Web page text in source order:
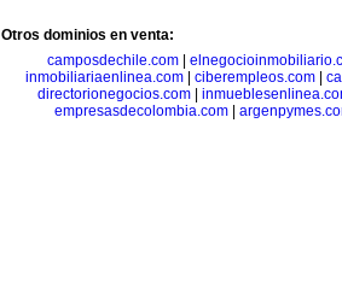
Otros dominios en venta:
camposdechile.com
inmobiliariaenlinea.com| ciberempleos.com|
directorionegocios.com
empresasdecolombia.com|